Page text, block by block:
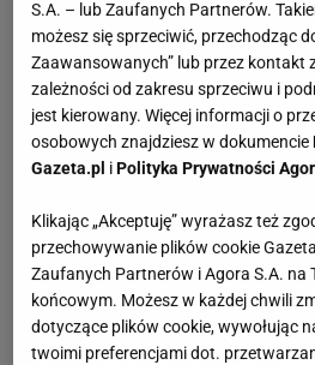
S.A. – lub Zaufanych Partnerów.
możesz się sprzeciwić, przechodząc
Zaawansowanych” lub przez kontakt
zależności od zakresu sprzeciwu i
jest kierowany. Więcej informacji o
osobowych znajdziesz w dokumencie
Gazeta.pl iPolityka Prywatności
Klikając „Akceptuję” wyrażasz też
przechowywanie plików cookie
Zaufanych Partnerów i Agora S.A. na
końcowym. Możesz w każdej chwili
dotyczące plików cookie, wywołując
twoimi preferencjami dot.